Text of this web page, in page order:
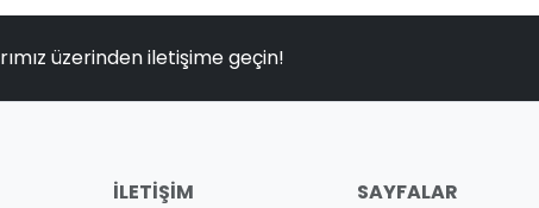
üzerinden iletişime geçin!
İLETIŞIM SAYFALAR